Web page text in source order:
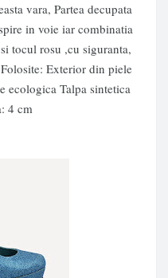
vara, Partea decupata
in voie iar combinatia
tocul rosu ,cu siguranta,
Exterior din piele
ecologica Talpa sintetica
4 cm